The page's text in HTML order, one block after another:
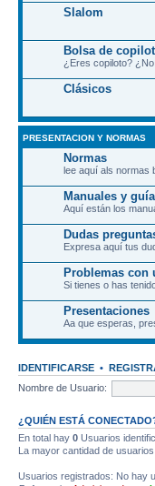
Slalom
Bolsa de
¿Eres copiloto?
Clásicos
PRESENTACION Y NORMAS
Normas
lee aquí als normas
Manuales y
Aquí están los
Dudas
Expresa aquí tus
Problemas con
Si tienes o has
Presentaciones
Aa que esperas,
IDENTIFICARSE •
Nombre de Usuario:
¿QUIÉN ESTÁ
En total hay 0 Usuarios
La mayor cantidad de
Usuarios registrados: No hay